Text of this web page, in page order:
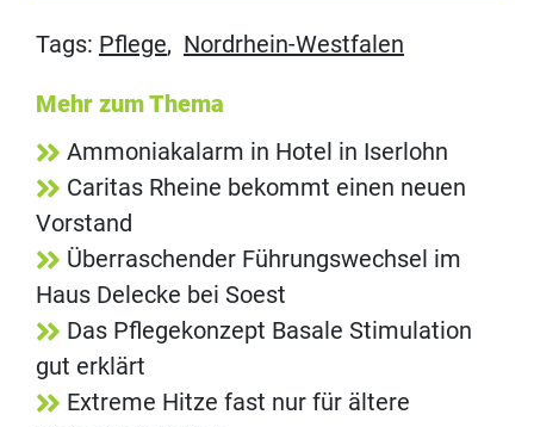
Tags: Pflege, Nordrhein-Westfalen
Mehr zum Thema
Ammoniakalarm in Hotel in Iserlohn
Caritas Rheine bekommt einen neuen
Vorstand
Überraschender Führungswechsel im
Haus Delecke bei Soest
Das Pflegekonzept Basale Stimulation
gut erklärt
Extreme Hitze fast nur für ältere